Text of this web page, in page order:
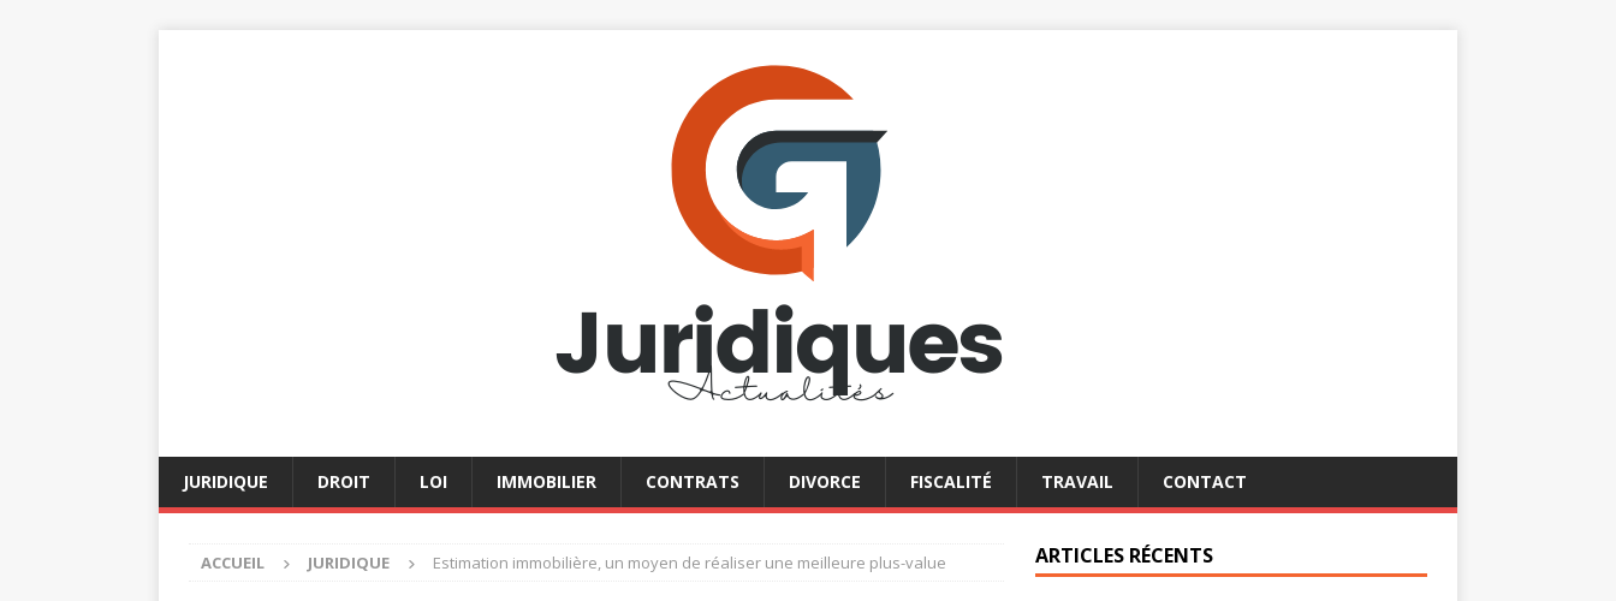
JURIDIQUE DROIT LOI IMMOBILIER CONTRATS DIVORCE FISCALITÉ TRAVAIL CONTACT
ACCUEIL JURIDIQUE Estimation immobilière, un moyen de réaliser une meilleure plus-value ARTICLES RÉCENTS